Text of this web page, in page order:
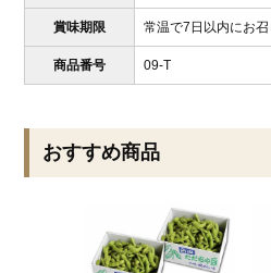
賞味期限 常温で7日以内にお召
商品番号 09-T
おすすめ商品